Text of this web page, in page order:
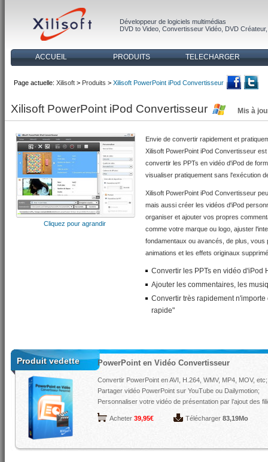
Développeur de logiciels multimédias
DVD to Video Convertisseur Vidéo DVD Créateur
ACCUEIL PRODUITS TELECHARGER
Page actuelle: Xilisoft > Produits > Xilisoft PowerPoint iPod Convertisseur
Xilisoft PowerPoint iPod Convertisseur Mis à
Cliquez pour agrandir
Envie de convertir rapidement et
Xilisoft PowerPoint iPod Convertisseur
convertir les PPTs en vidéo d'iPod de
visualiser pratiquement sans l'exécution
Xilisoft PowerPoint iPod Convertisseur
mais aussi créer les vidéos d'iPod
organiser et ajouter vos propres
comme votre marque ou logo, ajuster
fondamentaux ou avancés, de plus,
animations et les effets originaux
Convertir les PPTs en vidéo d'iPod
Ajouter les commentaires, les
Convertir très rapidement
rapide"
Produit vedette PowerPoint en Vidéo Convertisseur
Convertir PowerPoint en AVI, H.264, WMV, MP4, MOV, etc;
Partager vidéo PowerPoint sur YouTube ou Dailymotion;
Personnaliser votre vidéo de présentation par l’ajout des
Acheter 39,95€ Télécharger 83,19Mo